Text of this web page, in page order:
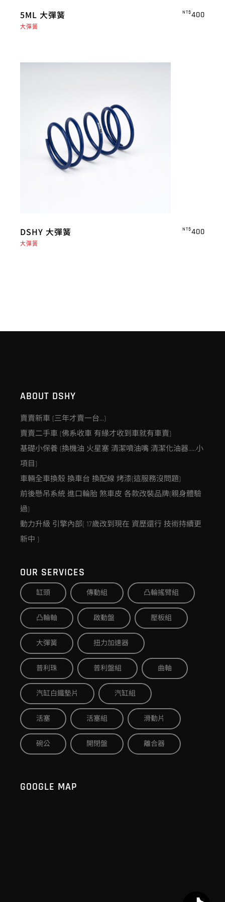
5ML 大彈簧 NT$400
大彈簧
DSHY 大彈簧 NT$400
大彈簧
ABOUT DSHY
賣賣新車 (三年才賣一台…)
賣賣二手車 (佛系收車 有緣才收到車就有車賣)
基礎小保養 (換機油 火星塞 清潔噴油嘴 清潔化油器…..小
項目)
車輛全車換殼 換車台 換配線 烤漆(這服務沒問題)
前後懸吊系統 進口輪胎 煞車皮 各款改裝品牌(親身體驗
過)
動力升級 引擎內部( 17歲改到現在 資歷還行 技術持續更
新中 )
OUR SERVICES
缸頭 傳動組 凸輪搖臂組
凸輪軸 啟動盤 壓板組
大彈簧 扭力加速器
普利珠 普利盤組 曲軸
汽缸白鐵墊片 汽缸組
活塞 活塞組 滑動片
碗公 開閉盤 離合器
GOOGLE MAP